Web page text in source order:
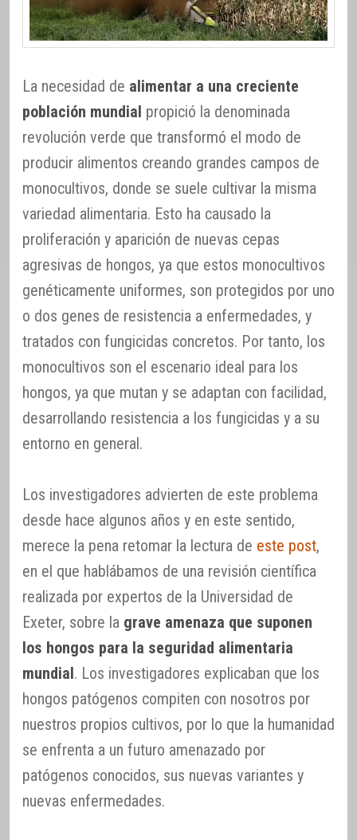
La necesidad de alimentar a una creciente
población mundial propició la denominada
revolución verde que transformó el modo de
producir alimentos creando grandes campos de
monocultivos, donde se suele cultivar la misma
variedad alimentaria. Esto ha causado la
proliferación y aparición de nuevas cepas
agresivas de hongos, ya que estos monocultivos
genéticamente uniformes, son protegidos por uno
o dos genes de resistencia a enfermedades, y
tratados con fungicidas concretos. Por tanto, los
monocultivos son el escenario ideal para los
hongos, ya que mutan y se adaptan con facilidad,
desarrollando resistencia a los fungicidas y a su
entorno en general.
Los investigadores advierten de este problema
desde hace algunos años y en este sentido,
merece la pena retomar la lectura de este post,
en el que hablábamos de una revisión científica
realizada por expertos de la Universidad de
Exeter, sobre la grave amenaza que suponen
los hongos para la seguridad alimentaria
mundial. Los investigadores explicaban que los
hongos patógenos compiten con nosotros por
nuestros propios cultivos, por lo que la humanidad
se enfrenta a un futuro amenazado por
patógenos conocidos, sus nuevas variantes y
nuevas enfermedades.